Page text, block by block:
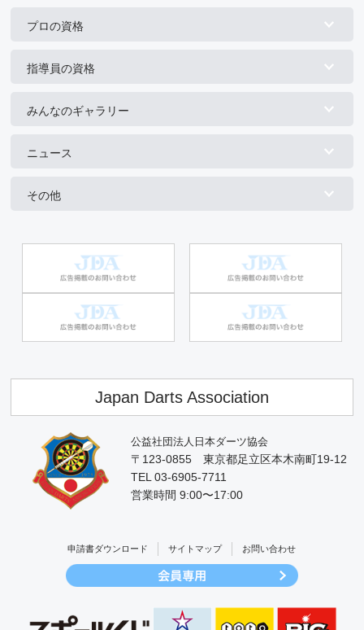
プロの資格
指導員の資格
みんなのギャラリー
ニュース
その他
Japan Darts Association
公益社団法人日本ダーツ協会
〒123-0855 東京都足立区本木南町19-12
TEL 03-6905-7711
営業時間 9:00〜17:00
申請書ダウンロード サイトマップ お問い合わせ